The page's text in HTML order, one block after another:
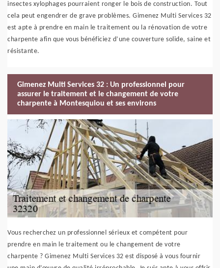
insectes xylophages pourraient ronger le bois de construction. Tout
cela peut engendrer de grave problèmes. Gimenez Multi Services 32
est apte à prendre en main le traitement ou la rénovation de votre
charpente afin que vous bénéficiez d’une couverture solide, saine et
résistante.
Gimenez Multi Services 32 : Un professionnel pour
assurer le traitement et le changement de votre
charpente à Montesquiou et ses environs
Vous recherchez un professionnel sérieux et compétent pour
prendre en main le traitement ou le changement de votre
charpente ? Gimenez Multi Services 32 est disposé à vous fournir